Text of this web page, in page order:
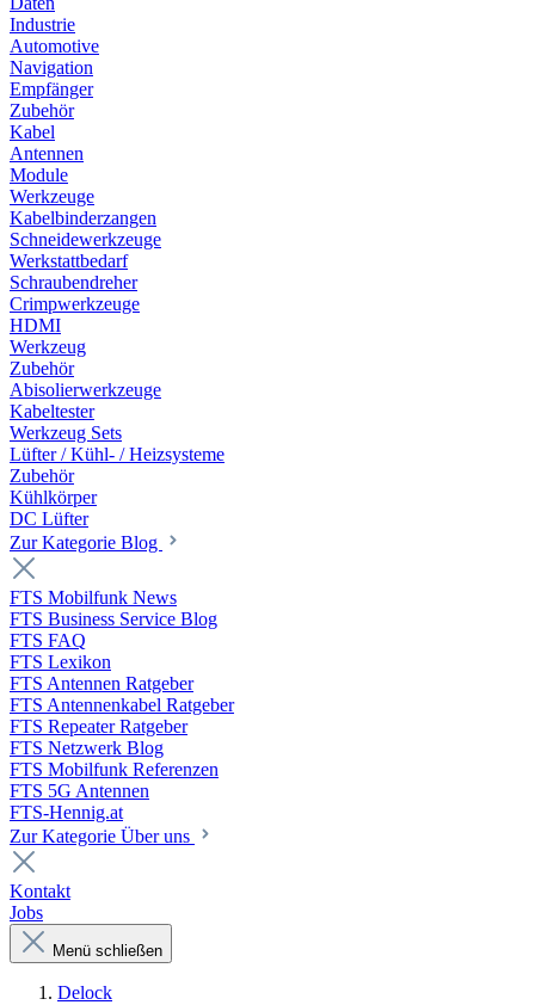
Industrie
Automotive
Navigation
Empfänger
Zubehör
Kabel
Antennen
Module
Werkzeuge
Kabelbinderzangen
Schneidewerkzeuge
Werkstattbedarf
Schraubendreher
Crimpwerkzeuge
HDMI
Werkzeug
Zubehör
Abisolierwerkzeuge
Kabeltester
Werkzeug Sets
Lüfter / Kühl- / Heizsysteme
Zubehör
Kühlkörper
DC Lüfter
Zur Kategorie Blog
FTS Mobilfunk News
FTS Business Service Blog
FTS FAQ
FTS Lexikon
FTS Antennen Ratgeber
FTS Antennenkabel Ratgeber
FTS Repeater Ratgeber
FTS Netzwerk Blog
FTS Mobilfunk Referenzen
FTS 5G Antennen
FTS-Hennig.at
Zur Kategorie Über uns
Kontakt
Jobs
Menü schließen
Delock